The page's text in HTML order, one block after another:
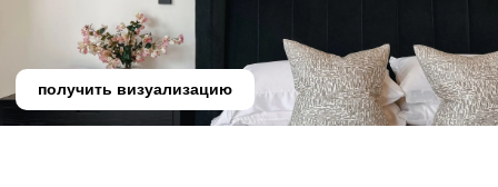
получить визуализацию